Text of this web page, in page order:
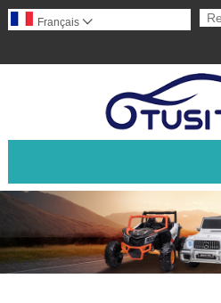
Français 